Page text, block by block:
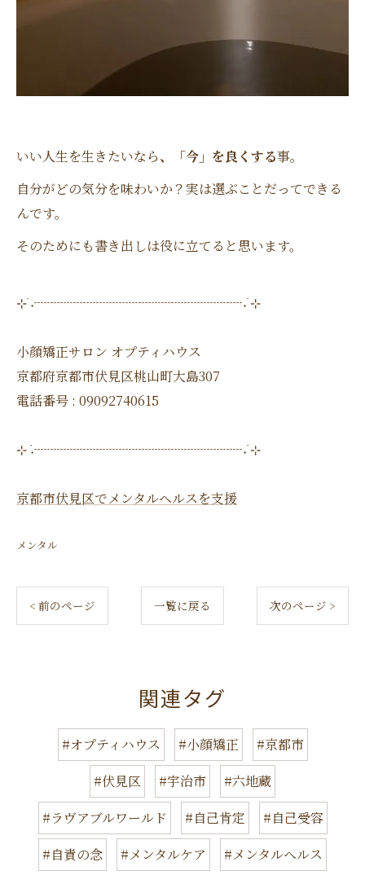
いい人生を生きたいなら、「今」を良くする事。
自分がどの気分を味わいか？実は選ぶことだってできる
んです。
そのためにも書き出しは役に立てると思います。
⊹ ࣪˖┈┈┈┈┈┈┈┈┈┈┈┈┈┈┈┈˖ ࣪⊹
小顔矯正サロン オプティハウス
京都府京都市伏見区桃山町大島307
電話番号 : 09092740615
⊹ ࣪˖┈┈┈┈┈┈┈┈┈┈┈┈┈┈┈┈˖ ࣪⊹
京都市伏見区でメンタルヘルスを支援
メンタル
< 前のページ 一覧に戻る 次のページ >
関連タグ
#オプティハウス #小顔矯正
#京都市
#伏見区
#宇治市
#六地蔵
#ラヴアブルワールド
#自己肯定
#自己受容
#自責の念
#メンタルケア #メンタルヘルス